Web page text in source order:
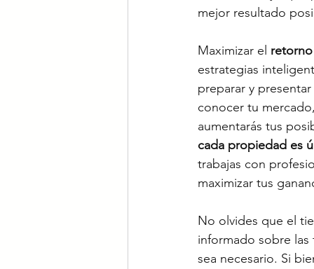
mejor resultado
Maximizar el
estrategias
preparar y
conocer tu
aumentarás tus
cada propiedad es
trabajas con
maximizar tus
No olvides que el
informado sobre
sea necesario. Si